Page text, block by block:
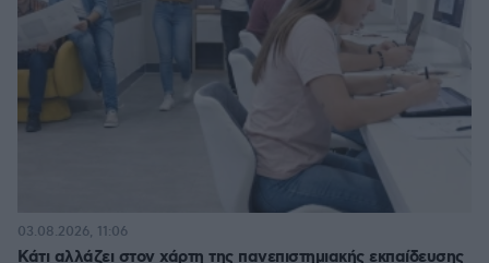
Κάτι αλλάζει στον χάρτη της πανεπιστημιακής εκπαίδευσης
03.08.2026, 11:06